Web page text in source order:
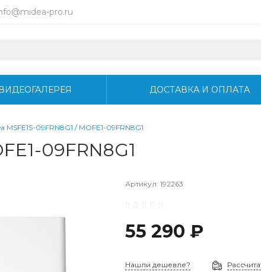
pro.ru
ВИДЕОГАЛЕРЕЯ ДОСТАВКА И ОПЛАТА
MSFE1S-09FRN8G1 / MOFE1-09FRN8G1
09FRN8G1
Артикул: 192263
55 290 ₽
Нашли дешевле?